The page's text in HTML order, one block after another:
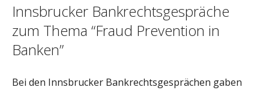
Innsbrucker Bankrechtsgespräche
zum Thema “Fraud Prevention in
Banken”
Bei den Innsbrucker Bankrechtsgesprächen gaben